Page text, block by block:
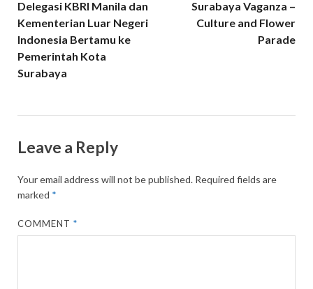
Delegasi KBRI Manila dan
Kementerian Luar Negeri
Indonesia Bertamu ke
Pemerintah Kota
Surabaya
Surabaya Vaganza –
Culture and Flower
Parade
Leave a Reply
Your email address will not be published. Required fields are
marked *
COMMENT*